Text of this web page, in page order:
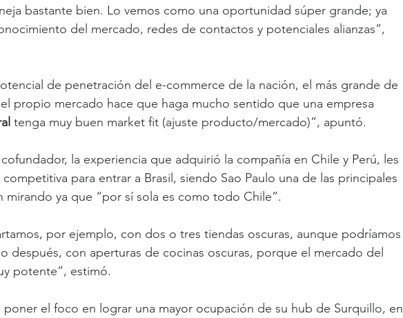
bastante bien. Lo vemos como una oportunidad súper grande; ya
del mercado, redes de contactos y potenciales alianzas”,
de penetración del e-commerce de la nación, el más grande de
el propio mercado hace que haga mucho sentido que una empresa
tenga muy buen market fit (ajuste producto/mercado)”, apuntó.
la experiencia que adquirió la compañía en Chile y Perú, les
para entrar a Brasil, siendo Sao Paulo una de las principales
mirando ya que “por sí sola es como todo Chile”.
por ejemplo, con dos o tres tiendas oscuras, aunque podríamos
después, con aperturas de cocinas oscuras, porque el mercado del
potente”, estimó.
poner el foco en lograr una mayor ocupación de su hub de Surquillo, en